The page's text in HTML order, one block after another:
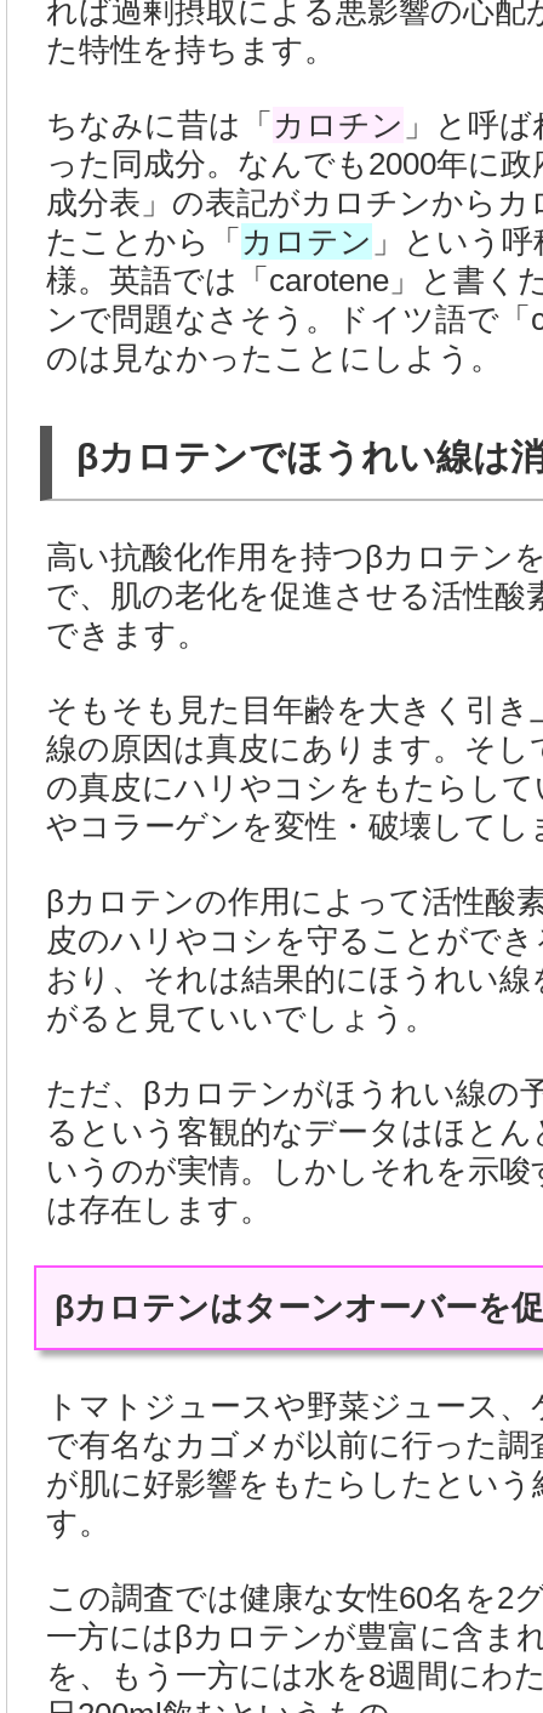
れば過剰摂取による悪影響の心配
た特性を持ちます。
ちなみに昔は「 カロチン 」と呼
った同成分。なんでも2000年に
成分表」の表記がカロチンから
たことから「 カロテン 」という
様。英語では「carotene」と書く
ンで問題なさそう。ドイツ語で「
のは見なかったことにしよう。
βカロテンでほうれい線は
高い抗酸化作用を持つβカロテン
で、肌の老化を促進させる活性酸
できます。
そもそも見た目年齢を大きく引
線の原因は真皮にあります。そし
の真皮にハリやコシをもたらし
やコラーゲンを変性・破壊してし
βカロテンの作用によって活性酸
皮のハリやコシを守ることがで
おり、それは結果的にほうれい
がると見ていいでしょう。
ただ、βカロテンがほうれい線の
るという客観的なデータはほと
いうのが実情。しかしそれを示
は存在します。
βカロテンはターンオーバーを
トマトジュースや野菜ジュース
で有名なカゴメが以前に行った
が肌に好影響をもたらしたとい
す。
この調査では健康な女性60名を2
一方にはβカロテンが豊富に含ま
を、もう一方には水を8週間にわ